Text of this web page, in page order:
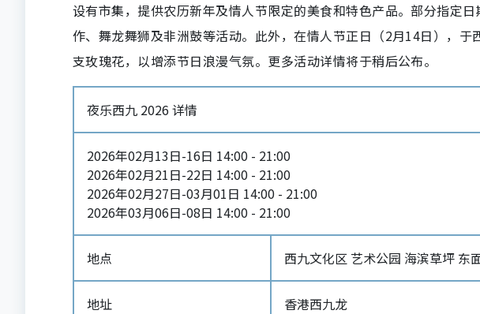
设有市集，提供农历新年及情人节限定的美食和特色产品。部分指定
作、舞龙舞狮及非洲鼓等活动。此外，在情人节正日（2月14日），
支玫瑰花，以增添节日浪漫气氛。更多活动详情将于稍后公布。
夜乐西九 2026 详情
2026年02月13日-16日 14:00 - 21:00
2026年02月21日-22日 14:00 - 21:00
2026年02月27日-03月01日 14:00 - 21:00
2026年03月06日-08日 14:00 - 21:00
地点 西九文化区 艺术公园 海滨草坪 东
地址 香港西九龙